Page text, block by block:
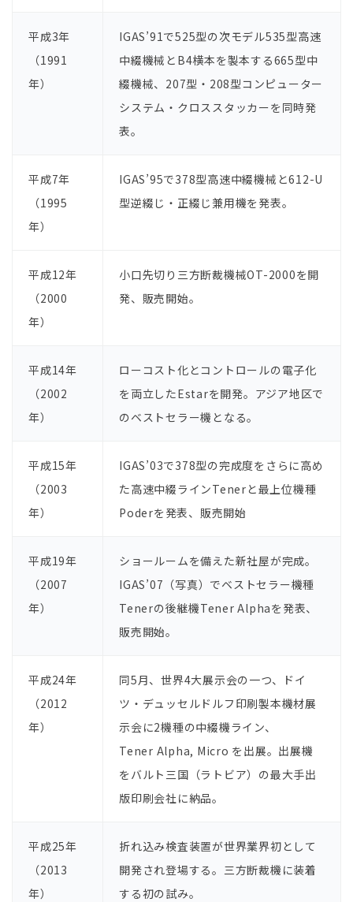
平成3年
（1991
年）
IGAS’91で525型の次モデル535型⾼速
中綴機械とB4横本を製本する665型中
綴機械、207型・208型コンピューター
システム・クロススタッカーを同時発
表。
平成7年
（1995
年）
IGAS’95で378型⾼速中綴機械と612-U
型逆綴じ・正綴じ兼⽤機を発表。
平成12年
（2000
年）
⼩⼝先切り三⽅断裁機械OT-2000を開
発、販売開始。
平成14年
（2002
年）
ローコスト化とコントロールの電⼦化
を両⽴したEstarを開発。アジア地区で
のベストセラー機となる。
平成15年
（2003
年）
IGAS’03で378型の完成度をさらに⾼め
た⾼速中綴ラインTenerと最上位機種
Poderを発表、販売開始
平成19年
（2007
年）
ショールームを備えた新社屋が完成。
IGAS’07（写真）でベストセラー機種
Tenerの後継機Tener Alphaを発表、
販売開始。
平成24年
（2012
年）
同5⽉、世界4⼤展⽰会の⼀つ、ドイ
ツ・デュッセルドルフ印刷製本機材展
⽰会に2機種の中綴機ライン、
Tener Alpha, Micro を出展。出展機
をバルト三国（ラトビア）の最⼤⼿出
版印刷会社に納品。
平成25年
（2013
年）
折れ込み検査装置が世界業界初として
開発され登場する。三⽅断裁機に装着
する初の試み。